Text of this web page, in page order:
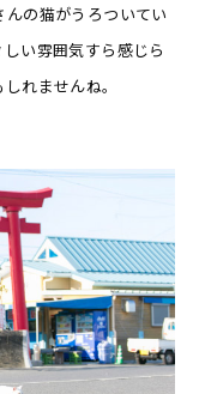
の猫がうろついてい
い雰囲気すら感じら
れませんね。